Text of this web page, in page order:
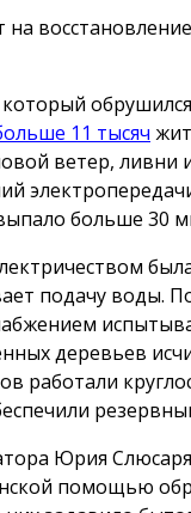
на
11 тысяч
ветер, ливни
больше 30
подачу воды.
деревьев
работали
Юрия
помощью